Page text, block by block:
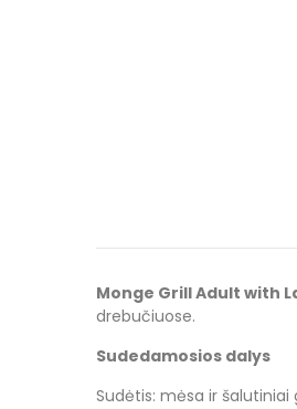
Monge Grill Adult with
drebučiuose.
Sudedamosios dalys
Sudėtis: mėsa ir šalutiniai